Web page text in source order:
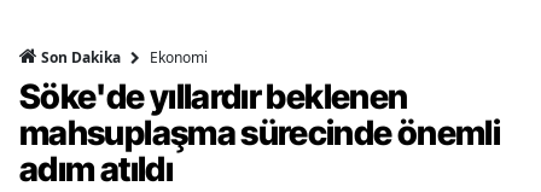
Son Dakika Ekonomi
Söke'de yıllardır beklenen
mahsuplaşma sürecinde önemli
adım atıldı